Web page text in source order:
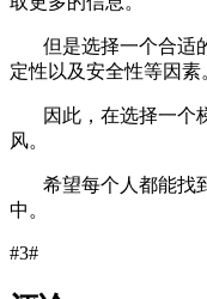
但是选择一个合适
定性以及安全性等因素
因此，在选择一个
风。
希望每个人都能找
中。
#3#